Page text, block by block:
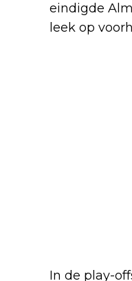
eindigde
leek op
In de play-